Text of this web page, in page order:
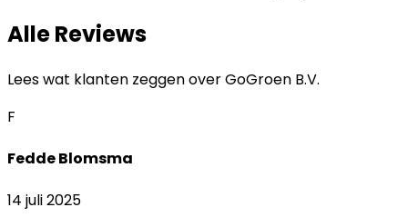
Alle Reviews
Lees wat klanten zeggen overGoGroen B.V.
F
Fedde Blomsma
14 juli 2025